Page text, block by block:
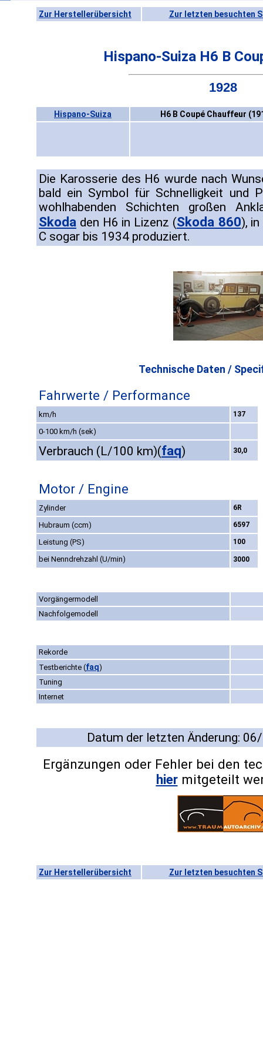
Zur Herstellerübersicht Zur letzten besuchten
Hispano-Suiza H6 B
1928
Hispano-Suiza H6 B Coupé Chauffeur
Die Karosserie des H6 wurde nach
bald ein Symbol für Schnelligkeit und
wohlhabenden Schichten großen
Skoda den H6 in Lizenz (Skoda 860),
C sogar bis 1934 produziert.
Technische Daten /
Fahrwerte / Performance
km/h 137
0-100 km/h (sek)
Verbrauch (L/100 km)(faq) 30,0
Motor / Engine
Zylinder 6R
Hubraum (ccm) 6597
Leistung (PS) 100
bei Nenndrehzahl (U/min) 3000
Vorgängermodell
Nachfolgemodell
Rekorde
Testberichte (faq)
Tuning
Internet
Datum der letzten Änderung:
Ergänzungen oder Fehler bei den
hiermitgeteilt
Zur Herstellerübersicht Zur letzten besuchten